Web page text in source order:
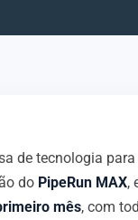
de tecnologia
do PipeRun MAX,
mês, com